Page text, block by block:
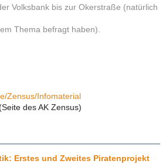
Volksbank bis zur Okerstraße (natürlich
Thema befragt haben).
Zensus/Infomaterial
des AK Zensus)
Erstes und Zweites Piratenprojekt